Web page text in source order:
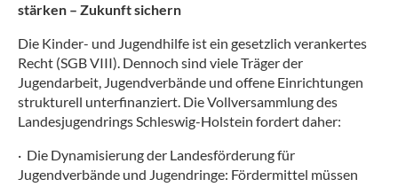
stärken – Zukunft sichern
Die Kinder- und Jugendhilfe ist ein gesetzlich verankertes
Recht (SGB VIII). Dennoch sind viele Träger der
Jugendarbeit, Jugendverbände und offene Einrichtungen
strukturell unterfinanziert. Die Vollversammlung des
Landesjugendrings Schleswig-Holstein fordert daher:
· Die Dynamisierung der Landesförderung für
Jugendverbände und Jugendringe: Fördermittel müssen